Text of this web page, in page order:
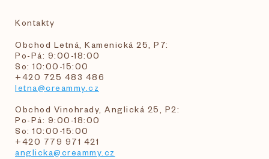
Kontakty
Obchod Letná, Kamenická 25, P7:
Po-Pá: 9:00-18:00
So: 10:00-15:00
+420 725 483 486
letna@creammy.cz
Obchod Vinohrady, Anglická 25, P2:
Po-Pá: 9:00-18:00
So: 10:00-15:00
+420 779 971 421
anglicka@creammy.cz